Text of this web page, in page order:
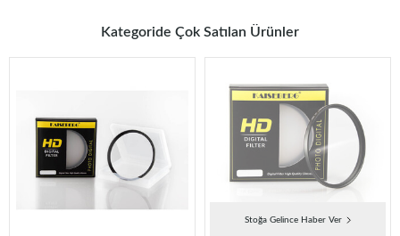
Kategoride Çok Satılan Ürünler
Stoğa Gelince Haber Ver